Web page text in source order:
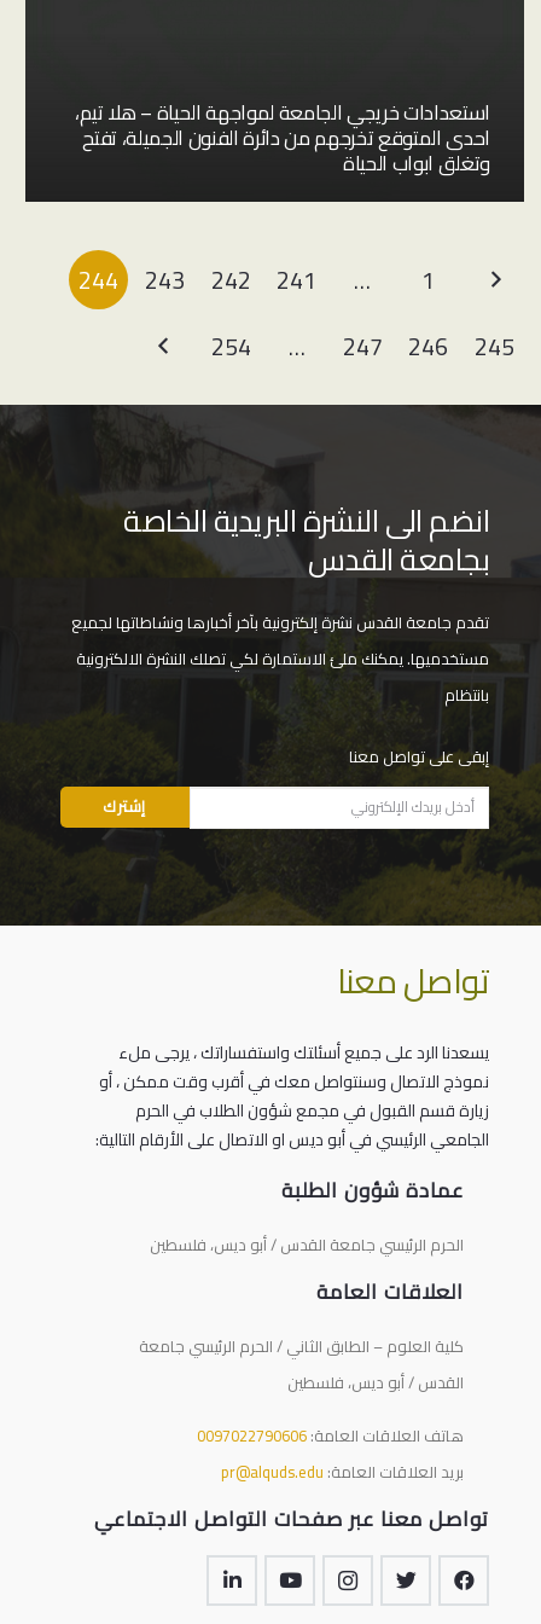
استعدادات خريجي الجامعة لمواجهة الحياة – هلا تيم،
احدى المتوقع تخرجهم من دائرة الفنون الجميلة، تفتح
وتغلق ابواب الحياة
1
…
241
242
243
244
245
246
247
…
254
انضم الى النشرة البريدية الخاصة
بجامعة القدس
تقدم جامعة القدس نشرة إلكترونية بآخر أخبارها ونشاطاتها لجميع
مستخدميها. يمكنك ملئ الاستمارة لكي تصلك النشرة الالكترونية
بانتظام
إبقى على تواصل معنا
تواصل معنا
يسعدنا الرد على جميع أسئلتك واستفساراتك ، يرجى ملء
نموذج الاتصال وسنتواصل معك في أقرب وقت ممكن ، أو
زيارة قسم القبول في مجمع شؤون الطلاب في الحرم
الجامعي الرئيسي في أبو ديس او الاتصال على الأرقام التالية:
عمادة شؤون الطلبة
الحرم الرئيسي جامعة القدس / أبو ديس، فلسطين
العلاقات العامة
كلية العلوم – الطابق الثاني / الحرم الرئيسي جامعة
القدس / أبو ديس، فلسطين
هاتف العلاقات العامة:0097022790606
بريد العلاقات العامة: pr@alquds.edu
تواصل معنا عبر صفحات التواصل الاجتماعي